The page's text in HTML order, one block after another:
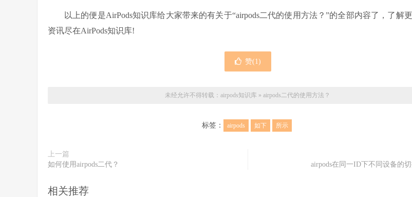
以上的便是AirPods知识库给大家带来的有关于“airpods二代的使用方法？”的全部内容了，了解
资讯尽在AirPods知识库!
赞(1)
未经允许不得转载： airpods知识库 » airpods二代的使用方法？
标签： airpods 如下 所示
上一篇
如何使用airpods二代？
airpods在同一ID下不同设备的
相关推荐